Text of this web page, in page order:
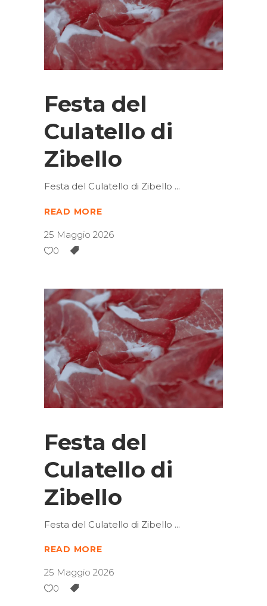
Festa del
Culatello di
Zibello
Festa del Culatello di Zibello
READ MORE
25 Maggio 2026
0
Festa del
Culatello di
Zibello
Festa del Culatello di Zibello
READ MORE
25 Maggio 2026
0